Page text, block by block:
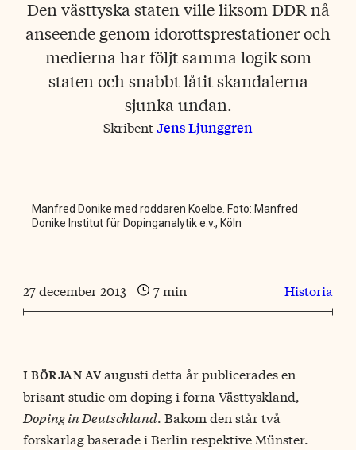
Den västtyska staten ville liksom DDR nå
anseende genom idorottsprestationer och
medierna har följt samma logik som
staten och snabbt låtit skandalerna
sjunka undan.
SkribentJens Ljunggren
Manfred Donike med roddaren Koelbe. Foto: Manfred
Donike Institut für Dopinganalytik e.v., Köln
27 december 2013 7 min Historia
i början avaugusti detta år publicerades en
brisant studie om doping i forna Västtyskland,
Doping in Deutschland. Bakom den står två
forskarlag baserade i Berlin respektive Münster.